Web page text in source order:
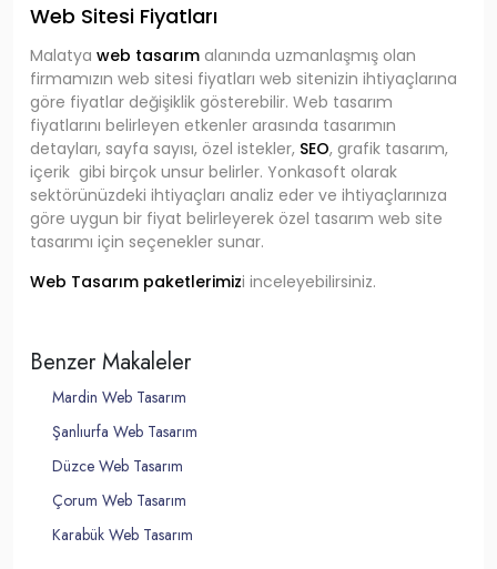
Web Sitesi Fiyatları
Malatya web tasarım alanında uzmanlaşmış olan
firmamızın web sitesi fiyatları web sitenizin ihtiyaçlarına
göre fiyatlar değişiklik gösterebilir. Web tasarım
fiyatlarını belirleyen etkenler arasında tasarımın
detayları, sayfa sayısı, özel istekler, SEO, grafik tasarım,
içerik gibi birçok unsur belirler. Yonkasoft olarak
sektörünüzdeki ihtiyaçları analiz eder ve ihtiyaçlarınıza
göre uygun bir fiyat belirleyerek özel tasarım web site
tasarımı için seçenekler sunar.
Web Tasarım paketlerimizi inceleyebilirsiniz.
Benzer Makaleler
Mardin Web Tasarım
Şanlıurfa Web Tasarım
Düzce Web Tasarım
Çorum Web Tasarım
Karabük Web Tasarım